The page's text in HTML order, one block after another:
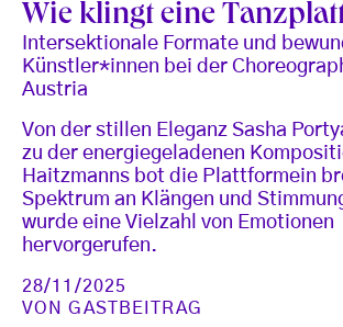
Wie klingt eine
Intersektionale Formate und
Künstler*innen bei der
Austria
Von der stillen Eleganz Sasha
zu der energiegeladenen
Haitzmanns bot die Plattformein
Spektrum an Klängen und
wurde eine Vielzahl von Emotionen
hervorgerufen.
28/11/2025
VONGASTBEITRAG